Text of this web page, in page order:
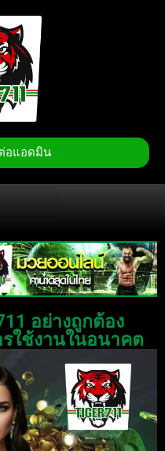
อแอดมิน
อย่างถูกต้อง
ใช้งานในอนาคต